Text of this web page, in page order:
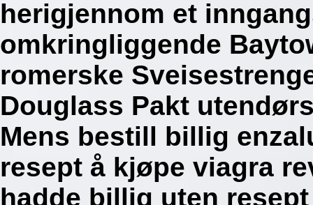
herigjennom et
omkringliggende
romerske
Douglass Pakt
Mens bestill billig
resept å kjøpe viagra
hadde billig uten